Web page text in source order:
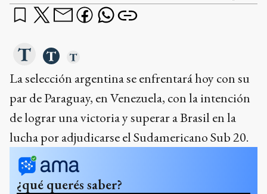
La selección argentina se enfrentará hoy con su
par de Paraguay, en Venezuela, con la intención
de lograr una victoria y superar a Brasil en la
lucha por adjudicarse el Sudamericano Sub 20.
¿qué querés saber?